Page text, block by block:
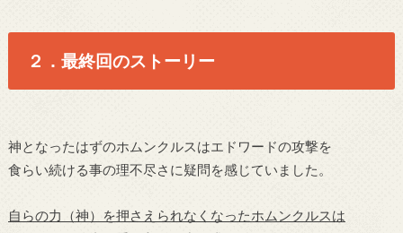
２．最終回のストーリー
神となったはずのホムンクルスはエドワードの攻撃を
食らい続ける事の理不尽さに疑問を感じていました。
自らの力（神）を押さえられなくなったホムンクルスは